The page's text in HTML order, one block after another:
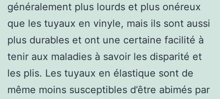
généralement plus lourds et plus onéreux
que les tuyaux en vinyle, mais ils sont aussi
plus durables et ont une certaine facilité à
tenir aux maladies à savoir les disparité et
les plis. Les tuyaux en élastique sont de
même moins susceptibles d’être abimés par